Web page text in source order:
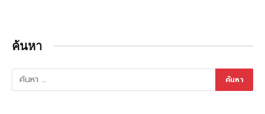
ค้นหา